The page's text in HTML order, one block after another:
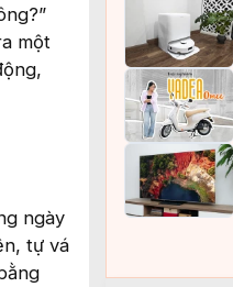
một
ngày
tự vá